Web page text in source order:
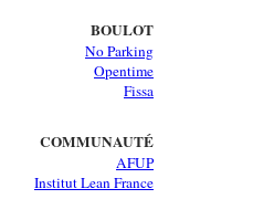
BOULOT
No Parking
Opentime
Fissa
COMMUNAUTÉ
AFUP
Institut Lean France